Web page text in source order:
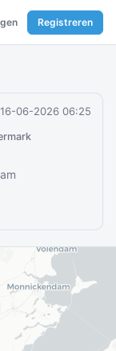
Registreren
16-06-2026 06:25